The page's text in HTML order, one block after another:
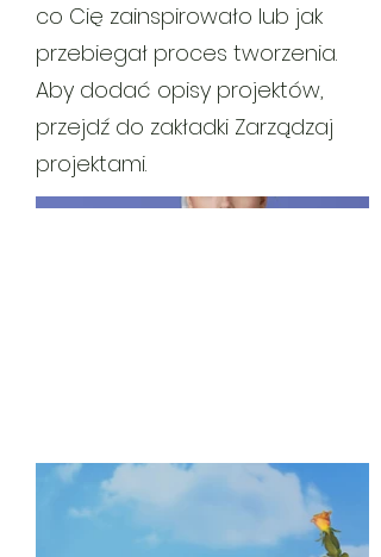
co Cię zainspirowało lub jak
przebiegał proces tworzenia.
Aby dodać opisy projektów,
przejdź do zakładki Zarządzaj
projektami.